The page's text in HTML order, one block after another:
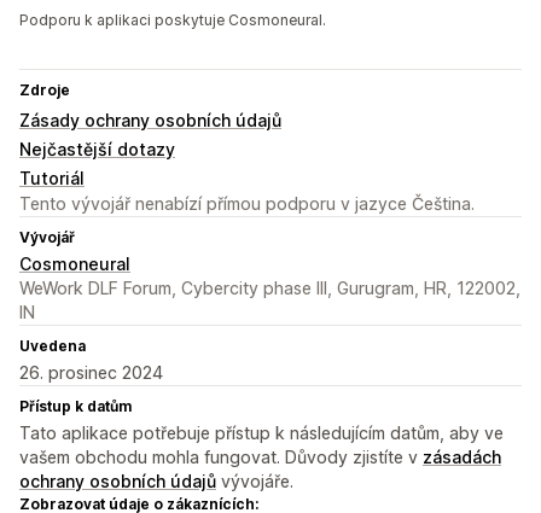
Podporu k aplikaci poskytuje Cosmoneural.
Zdroje
Zásady ochrany osobních údajů
Nejčastější dotazy
Tutoriál
Tento vývojář nenabízí přímou podporu v jazyce Čeština.
Vývojář
Cosmoneural
WeWork DLF Forum, Cybercity phase III, Gurugram, HR, 122002,
IN
Uvedena
26. prosinec 2024
Přístup k datům
Tato aplikace potřebuje přístup k následujícím datům, aby ve
vašem obchodu mohla fungovat. Důvody zjistíte v zásadách
ochrany osobních údajů vývojáře.
Zobrazovat údaje o zákaznících: